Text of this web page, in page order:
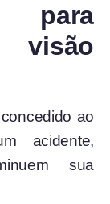
para
ao
acidente,
sua